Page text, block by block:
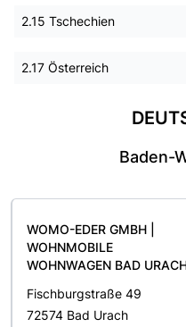
2.15 Tschechien
2.17 Österreich
Baden-
WOMO-EDER GMBH |
WOHNMOBILE
WOHNWAGEN BAD
Fischburgstraße 49
72574 Bad Urach